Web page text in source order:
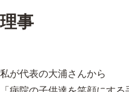
理事
私が代表の大浦さんから